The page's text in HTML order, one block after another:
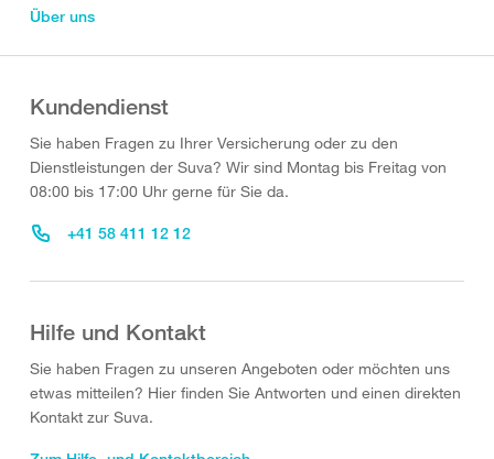
Über uns
Kundendienst
Sie haben Fragen zu Ihrer Versicherung oder zu den
Dienstleistungen der Suva? Wir sind Montag bis Freitag von
08:00 bis 17:00 Uhr gerne für Sie da.
+41 58 411 12 12
Hilfe und Kontakt
Sie haben Fragen zu unseren Angeboten oder möchten uns
etwas mitteilen? Hier finden Sie Antworten und einen direkten
Kontakt zur Suva.